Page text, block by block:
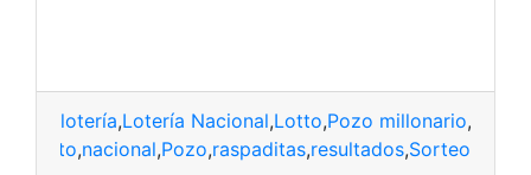
lotería,Lotería Nacional,Lotto,Pozo millonario,
Lotto,nacional,Pozo,raspaditas,resultados,Sorteo